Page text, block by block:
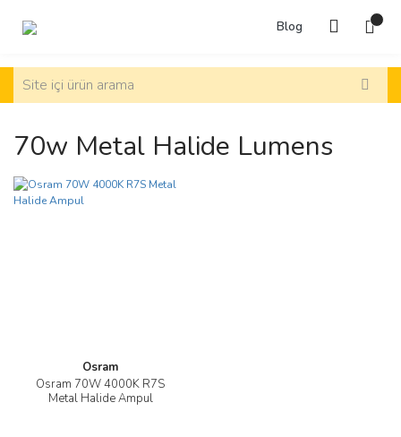
Blog
70w Metal Halide Lumens
Osram
Osram 70W 4000K R7S
Metal Halide Ampul